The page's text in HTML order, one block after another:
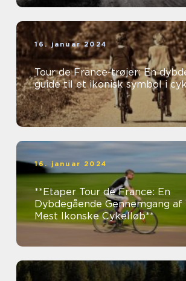
16. januar 2024
Tour de France-trøjer: En
guide til et ikonisk symbol i
16. januar 2024
**Etaper Tour de France: En
Dybdegående Gennemgang af
Mest Ikonske Cykelløb**